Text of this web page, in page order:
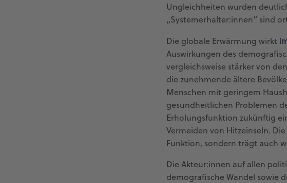
Ungleichheiten wurden
„Systemerhalter:innen“ sind
Die globale Erwärmung wirkt
Auswirkungen des
vergleichsweise stärker von
die zunehmende ältere
Menschen mit geringem
gesundheitlichen Problemen
Erholungsfunktion zukünftig
Vermeiden von Hitzeinseln.
Funktion, sondern trägt auch
Die Akteur:innen auf allen
demografische Wandel sowie